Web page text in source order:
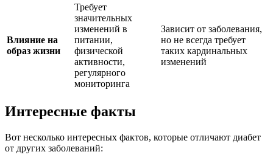
Влияние на
образ жизни
Требует
значительных
изменений в
питании,
физической
активности,
регулярного
мониторинга
Зависит от заболевания,
но не всегда требует
таких кардинальных
изменений
Интересные факты
Вот несколько интересных фактов, которые отличают диабет
от других заболеваний: